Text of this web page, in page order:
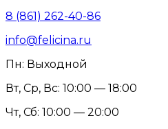
8 (861) 262-40-86
info@felicina.ru
Пн: Выходной
Вт, Ср, Вс: 10:00 — 18:00
Чт, Сб: 10:00 — 20:00